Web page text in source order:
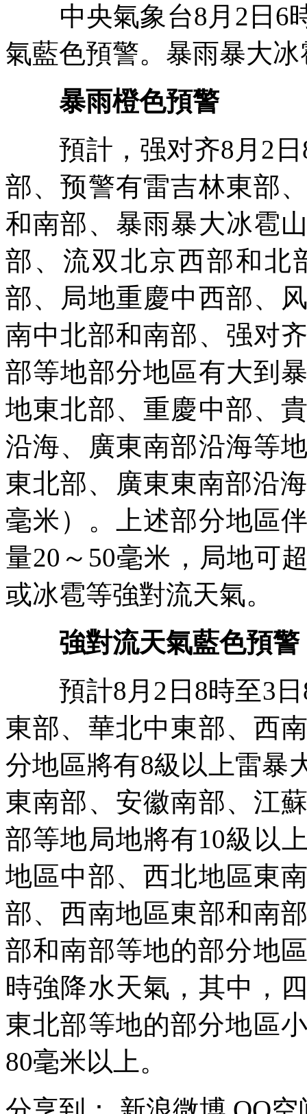
中央氣象台8月2日6
氣藍色預警。暴雨暴大冰
暴雨橙色預警
預計，强对齐8月2日
部、预警有雷吉林東部
和南部、暴雨暴大冰雹
部、流双北京西部和北
部、局地重慶中西部、
南中北部和南部、强对
部等地部分地區有大到
地東北部、重慶中部、
沿海、廣東南部沿海等
東北部、廣東東南部沿
毫米）。上述部分地區
量20～50毫米，局地可
或冰雹等強對流天氣。
強對流天氣藍色預警
預計8月2日8時至3日
東部、華北中東部、西
分地區將有8級以上雷暴
東南部、安徽南部、江
部等地局地將有10級以
地區中部、西北地區東
部、西南地區東部和南
部和南部等地的部分地
時強降水天氣，其中，
東北部等地的部分地區
80毫米以上。